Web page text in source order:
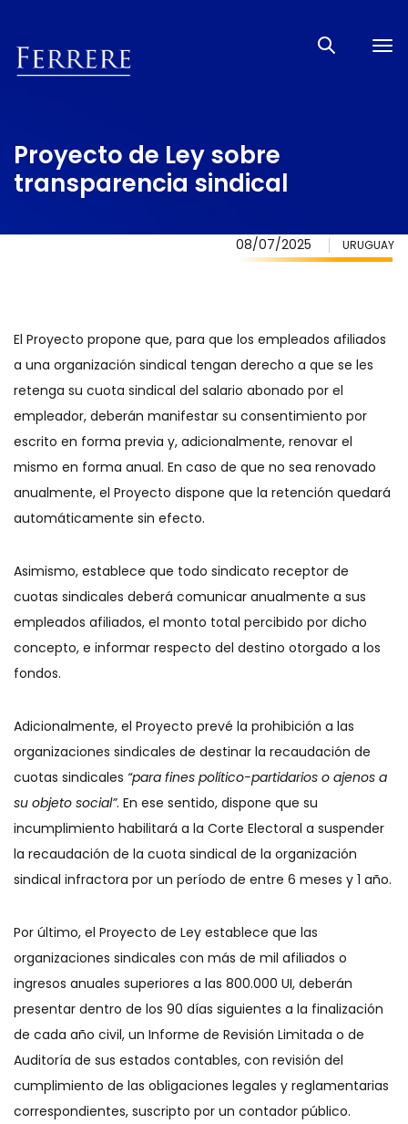
Proyecto de Ley sobre
transparencia sindical
08/07/2025 URUGUAY
El Proyecto propone que, para que los empleados afiliados
a una organización sindical tengan derecho a que se les
retenga su cuota sindical del salario abonado por el
empleador, deberán manifestar su consentimiento por
escrito en forma previa y, adicionalmente, renovar el
mismo en forma anual. En caso de que no sea renovado
anualmente, el Proyecto dispone que la retención quedará
automáticamente sin efecto.
Asimismo, establece que todo sindicato receptor de
cuotas sindicales deberá comunicar anualmente a sus
empleados afiliados, el monto total percibido por dicho
concepto, e informar respecto del destino otorgado a los
fondos.
Adicionalmente, el Proyecto prevé la prohibición a las
organizaciones sindicales de destinar la recaudación de
cuotas sindicales “para fines político-partidarios o ajenos a
su objeto social”. En ese sentido, dispone que su
incumplimiento habilitará a la Corte Electoral a suspender
la recaudación de la cuota sindical de la organización
sindical infractora por un período de entre 6 meses y 1 año.
Por último, el Proyecto de Ley establece que las
organizaciones sindicales con más de mil afiliados o
ingresos anuales superiores a las 800.000 UI, deberán
presentar dentro de los 90 días siguientes a la finalización
de cada año civil, un Informe de Revisión Limitada o de
Auditoría de sus estados contables, con revisión del
cumplimiento de las obligaciones legales y reglamentarias
correspondientes, suscripto por un contador público.